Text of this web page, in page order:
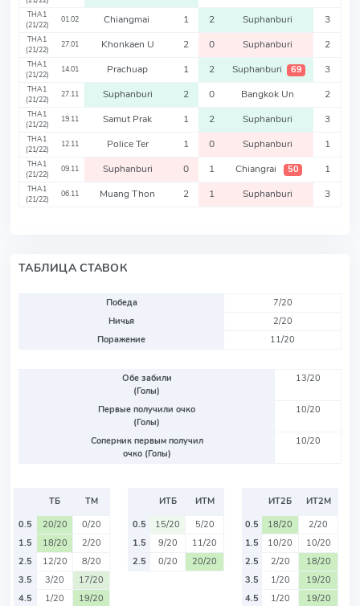
THA1
(21/22)
01.02 Chiangmai 1 2 Suphanburi 3
THA1
(21/22)
27.01 Khonkaen U 2 0 Suphanburi 2
THA1
(21/22)
14.01 Prachuap 1 2 Suphanburi 69 3
THA1
(21/22)
27.11 Suphanburi 2 0 Bangkok Un 2
THA1
(21/22)
19.11 Samut Prak 1 2 Suphanburi 3
THA1
(21/22)
12.11 Police Ter 1 0 Suphanburi 1
THA1
(21/22)
09.11 Suphanburi 0 1 Chiangrai 50 1
THA1
(21/22)
06.11 Muang Thon 2 1 Suphanburi 3
ТАБЛИЦА СТАВОК
Победа
7/20
Ничья
2/20
Поражение
11/20
Обе забили
(Голы)
13/20
Первые получили очко
(Голы)
10/20
Соперник первым получил
очко (Голы)
10/20
ТБ
ТМ
0.5
20/20
0/20
1.5
18/20
2/20
2.5
12/20
8/20
3.5
3/20
17/20
4.5
1/20
19/20
ИТБ
ИТМ
0.5
15/20
5/20
1.5
9/20
11/20
2.5
0/20 20/20
ИТ2Б
ИТ2М
0.5
18/20
2/20
1.5
10/20
10/20
2.5
2/20
18/20
3.5
1/20
19/20
4.5
1/20
19/20